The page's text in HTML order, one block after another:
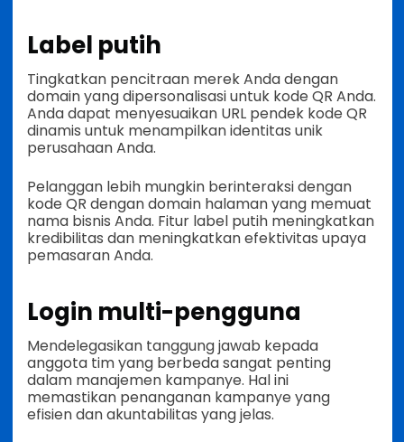
Label putih
Tingkatkan pencitraan merek Anda dengan
domain yang dipersonalisasi untuk kode QR Anda.
Anda dapat menyesuaikan URL pendek kode QR
dinamis untuk menampilkan identitas unik
perusahaan Anda.
Pelanggan lebih mungkin berinteraksi dengan
kode QR dengan domain halaman yang memuat
nama bisnis Anda. Fitur label putih meningkatkan
kredibilitas dan meningkatkan efektivitas upaya
pemasaran Anda.
Login multi-pengguna
Mendelegasikan tanggung jawab kepada
anggota tim yang berbeda sangat penting
dalam manajemen kampanye. Hal ini
memastikan penanganan kampanye yang
efisien dan akuntabilitas yang jelas.